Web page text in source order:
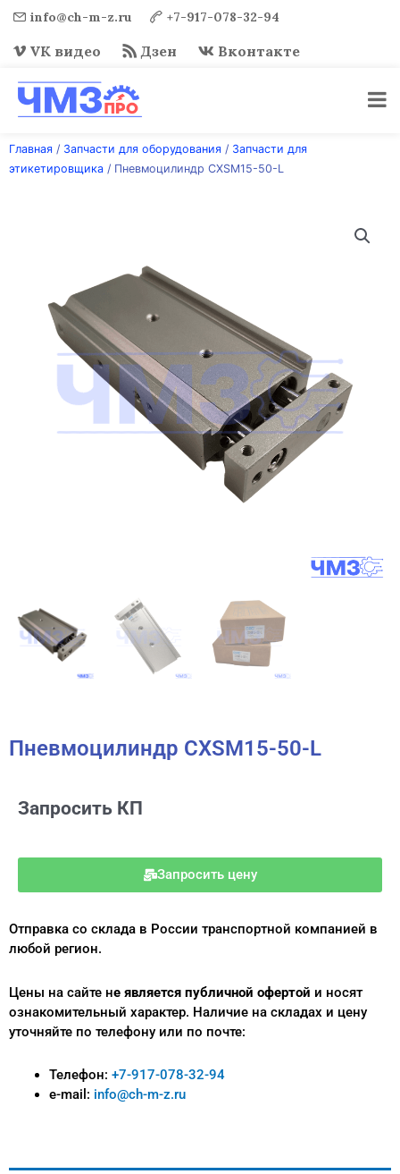
info@ch-m-z.ru +7-917-078-32-94
VK видео Дзен Вконтакте
содержимому
Главная / Запчасти для оборудования / Запчасти для
этикетировщика / Пневмоцилиндр CXSM15-50-L
Пневмоцилиндр CXSM15-50-L
Запросить КП
Запросить цену
Отправка со склада в России транспортной компанией в
любой регион.
Цены на сайте не является публичной офертой и носят
ознакомительный характер. Наличие на складах и цену
уточняйте по телефону или по почте:
Телефон: +7-917-078-32-94
e-mail: info@ch-m-z.ru